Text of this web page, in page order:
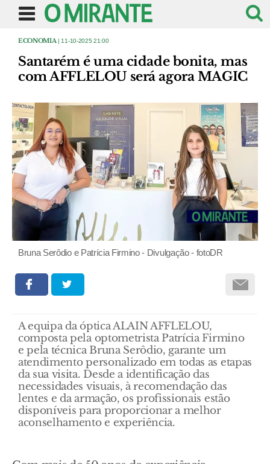
ECONOMIA | 11-10-2025 21:00
Santarém é uma cidade bonita, mas
com AFFLELOU será agora MAGIC
Bruna Serôdio e Patrícia Firmino - Divulgação - fotoDR
A equipa da óptica ALAIN AFFLELOU,
composta pela optometrista Patrícia Firmino
e pela técnica Bruna Serôdio, garante um
atendimento personalizado em todas as etapas
da sua visita. Desde a identificação das
necessidades visuais, à recomendação das
lentes e da armação, os profissionais estão
disponíveis para proporcionar a melhor
aconselhamento e experiência.